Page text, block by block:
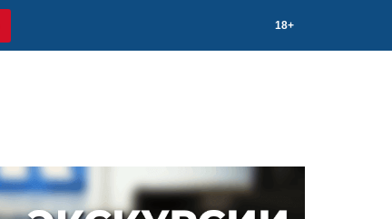
18+